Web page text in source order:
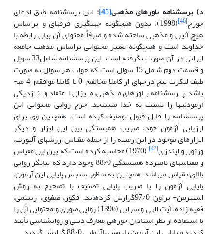
د) پرسشنامه باورهای مذهبی[45]
: این پرسشنامه طبق ادعای
جورج[46]
(1998)، بدون هیچگونه جهت­گیری فرقه­ای و براساس
هیچ آئین و مذهبی ساخته شده و صرفاً محتوای آن بیان رابطه با
خداوند است و هیچگونه تغییر محتوایی براساس مذهب جامعه
ایرانی در آن صورت نگرفته است. این پرسشنامه شامل33 سوال
و قسمت دوم شامل 15 سوال است که جواب هر سوال به صورت
طیف لیکرت پنج درجه­ای از کاملا مخالفم=0 تا کاملا موافقم=4 می­
باشد. پرسشنامه باورهای مذهبی، میزان اعتقاد و نزدیکی
آزمودنی­ها را نسبت به خدا می­سنجد. جرج روایی محتوایی این
پرسشنامه را قابل قبول توصیف کرده است. همچنین وی برای
ارزیابی آزمون خود، ضریب همبستگی بین این ابزار و دیگر
ابزارهای موجود در این زمینه را از جمله مقیاس ارزش­های آلپورت،
ورنون و ایندزی[47]
(1970) محاسبه کرده است که بین این مقیاس
و مقیاس­های نامبرده همبستگی 88/0 وجود دارد که بیانگر روایی
بالای مقیاس می­باشد. همچنین به منظور سنجش پایایی این آزمون،
پایایی آزمون را با ضریب پایایی تصنیف با تصحیح به روش
اسپیرمن- براون 97/0گزارش کرده­اند. فکور، صفوی، رستمی،
فقیه زاده، آیت الهی و سرابی (1396) روایی صوری و محتوایی آن را
با استفاده از نظر استادان حوزهی معارف دینی و روانشناسی تأیید